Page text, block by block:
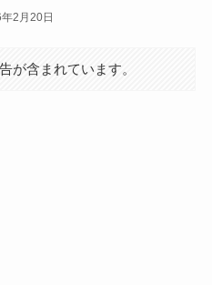
2月20日
が含まれています。